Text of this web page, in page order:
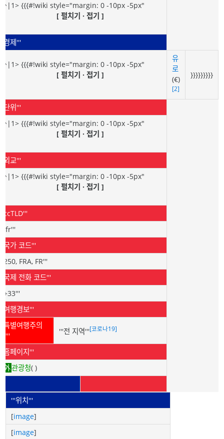
{{{#!wiki style="margin: 0 -10px -5px"
[ 펼치기 · 접기 ]
경제'''
{{{#!wiki style="margin: 0 -10px -5px"
[ 펼치기 · 접기 ]
유
로
(€)
[2]
}}}}}}}}}
단위'''
{{{#!wiki style="margin: 0 -10px -5px"
[ 펼치기 · 접기 ]
외교'''
{{{#!wiki style="margin: 0 -10px -5px"
[ 펼치기 · 접기 ]
국가 코드'''
FRA, FR'''
국제 전화 코드'''
여행경보'''
특별여행주의
'''
'''전 지역'''[코로나19]
홈페이지'''
관광청( )
'''위치'''
[image]
[image]